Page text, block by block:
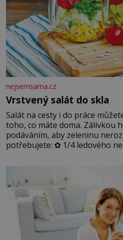
nejsemsama.cz
Vrstvený salát do skla
Salát na cesty i do práce
toho, co máte doma. Zálivkou
podáváním, aby zeleninu
potřebujete: ✿ 1/4 ledového
okurky ✿ 2 rajčata Zálivka: ✿ 4
lžíci citronové šťávy ✿ ½